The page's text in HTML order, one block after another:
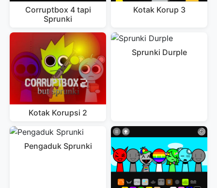
Corruptbox 4 tapi
Sprunki
Kotak Korup 3
Kotak Korupsi 2
Sprunki Durple
Pengaduk Sprunki